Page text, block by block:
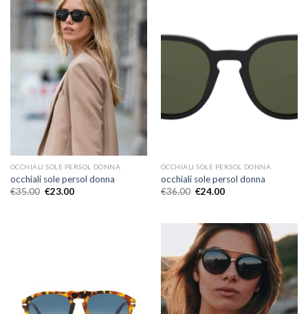
OCCHIALI SOLE PERSOL DONNA
occhiali sole persol donna
€35.00 €23.00
OCCHIALI SOLE PERSOL DONNA
occhiali sole persol donna
€36.00 €24.00